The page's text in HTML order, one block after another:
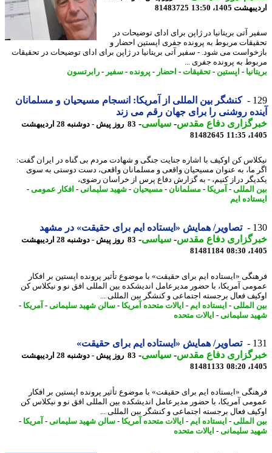
1405، 13:50
81483725
آتی بریتانیا در ژاپن برای ادای توضیحات در
مربوط به پرونده جفری اپستین احضار و
می شود. - سفیر آتی بریتانیا در ژاپن برای ادای توضیحات در تحقیقات
به پرونده جفری ...
-اپستین-تحقیقات-احضار-پرونده -سفیر-رابرتسون
کنشگر بین المللی از آمریکا: انسجام مسیحیان و مسلمانان
روشنی را برای جهان رقم می زند
دفاع مقدس-سیاسی-
83 روز پیش - دوشنبه 28 اردیبهشت
81482645
کن اوکیف با اشاره جنایت جنگی و شهادت مردم بی گناه در ایران گفت:
ما، به عنوان مسیحیان واقعی و مسلمانان واقعی، دست دوستی به سوی
دراز کنیم، - به گزارش دفاع پرس از خراسان رضوی،
المللی-آمریکا- مسلمانان-مسیحیان-شهید سلیمانی-افکار عمومی-
ایم
تصاویر/ همایش «ایستاده ایم برای حقیقت» در مشهد
دفاع مقدس-سیاسی-
83 روز پیش - دوشنبه 28 اردیبهشت
81481184
«ایستاده ایم برای حقیقت» با موضوع تأثیر پرونده اپستین بر افکار
آمریکا، با حضور مدیرعامل اندیشکده بین المللی افق نو و نیکلاس کن
فعال برجسته اجتماعی و کنشگر بین المللی ...
المللی-ایستاده ایم- ایالات متحده آمریکا- سالن شهید سلیمانی-آمریکا-
سلیمانی-ایالات متحده
تصاویر/ همایش «ایستاده ایم برای حقیقت»
دفاع مقدس-سیاسی-
83 روز پیش - دوشنبه 28 اردیبهشت
81481133
«ایستاده ایم برای حقیقت» با موضوع تأثیر پرونده اپستین بر افکار
آمریکا، با حضور مدیرعامل اندیشکده بین المللی افق نو و نیکلاس کن
فعال برجسته اجتماعی و کنشگر بین المللی ...
المللی-ایستاده ایم- ایالات متحده آمریکا- سالن شهید سلیمانی-آمریکا-
سلیمانی-ایالات متحده